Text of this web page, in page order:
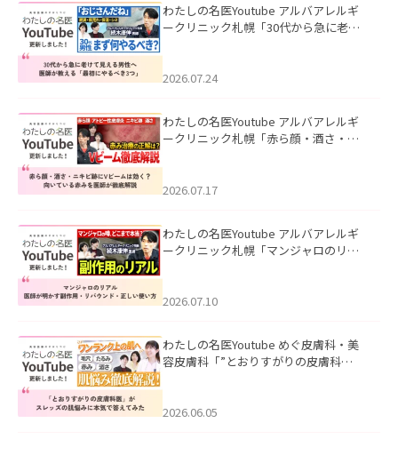
わたしの名医Youtube アルバアレルギ
ークリニック札幌「30代から急に老け
た。
2026.07.24
わたしの名医Youtube アルバアレルギ
ークリニック札幌「赤ら顔・酒さ・ニ
した。
2026.07.17
わたしの名医Youtube アルバアレルギ
ークリニック札幌「マンジャロのリア
た。
2026.07.10
わたしの名医Youtube めぐ皮膚科・美
容皮膚科「”とおりすがりの皮膚科
2026.06.05